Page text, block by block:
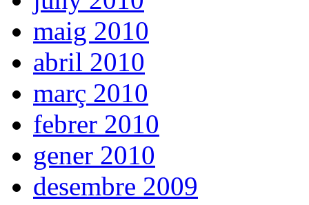
maig 2010
abril 2010
març 2010
febrer 2010
gener 2010
desembre 2009